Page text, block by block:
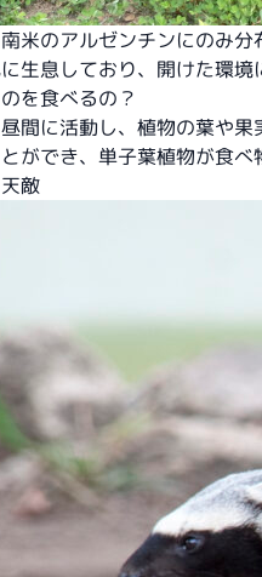
米のアルゼンチンにのみ
生息しており、開けた環境
を食べるの？
間に活動し、植物の葉や
ができ、単子葉植物が食べ
敵